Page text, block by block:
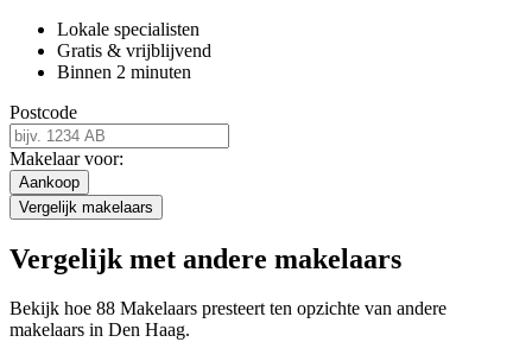
Lokale specialisten
Gratis & vrijblijvend
Binnen 2 minuten
Postcode
Makelaar voor:
Aankoop
Vergelijk makelaars
Vergelijk met andere makelaars
Bekijk hoe 88 Makelaars presteert ten opzichte van andere
makelaars in Den Haag.